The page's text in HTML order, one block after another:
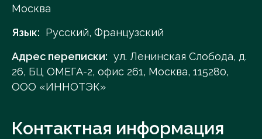
Москва
Язык: Русский, Французский
Адрес переписки: ул. Ленинская Слобода, д.
26, БЦ ОМЕГА-2, офис 261, Москва, 115280,
ООО «ИННОТЭК»
Контактная информация